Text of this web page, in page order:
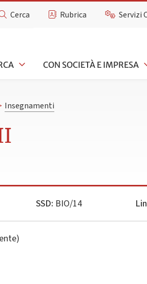
Cerca Rubrica Servizi
CON SOCIETÀ E IMPRESA
Insegnamenti
SSD: BIO/14